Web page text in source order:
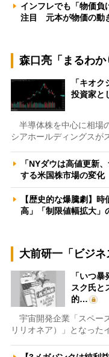
インフレでも「物価負
注目 元本が物価の動
森口亮「まるわか
「キオ
投資家と
半導体株を中心に相場
シアホールディングスが
「NYダウは高値更新
する米国株市場の変
【歴史的な爆騰劇】
高」「制限値幅拡大
大前研一「ビジ
「いつ
スク氏と
的…
宇宙開発企業「スペー
リリオネア）」となった